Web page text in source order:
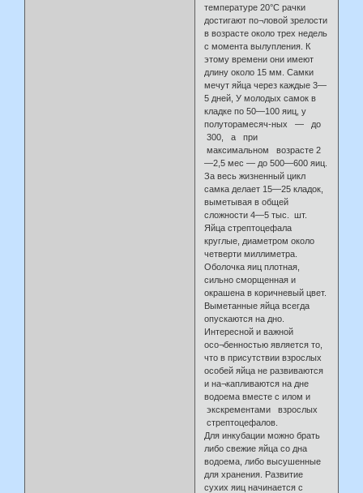
температуре 20°С рачки
достигают по¬ловой зрелости
в возрасте около трех недель
с момента вылупления. К
этому времени они имеют
длину около 15 мм. Самки
мечут яйца через каждые 3—
5 дней, У молодых самок в
кладке по 50—100 яиц, у
полуторамесяч-ных — до
300, а при
максимальном возрасте 2
—2,5 мес — до 500—600 яиц.
За весь жизненный цикл
самка делает 15—25 кладок,
выметывая в общей
сложности 4—5 тыс. шт.
Яйца стрептоцефала
круглые, диаметром около
четверти миллиметра.
Оболочка яиц плотная,
сильно сморщенная и
окрашена в коричневый цвет.
Выметанные яйца всегда
опускаются на дно.
Интересной и важной
осо¬бенностью является то,
что в присутствии взрослых
особей яйца не развиваются
и на¬капливаются на дне
водоема вместе с илом и
экскрементами взрослых
стрептоцефалов.
Для инкубации можно брать
либо свежие яйца со дна
водоема, либо высушенные
для хранения. Развитие
сухих яиц начинается с